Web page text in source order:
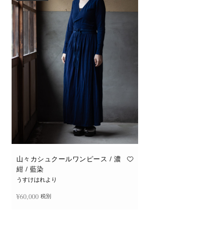
山々カシュクールワンピース / 濃
紺 / 藍染
うすけはれより
¥60,000 税別